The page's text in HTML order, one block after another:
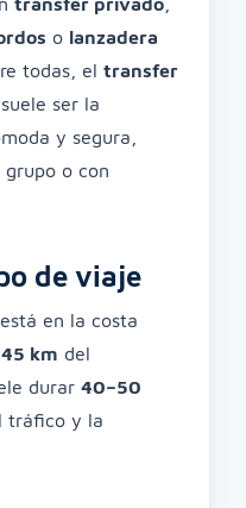
o lanzadera
todas, el transfer
suele ser la
y segura,
o con
de viaje
en la costa
45 km del
durar 40–50
tráfico y la